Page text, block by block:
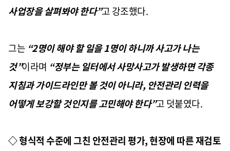
사업장을 살펴봐야 한다”고 강조했다.
그는 “2명이 해야 할 일을 1명이 하니까 사고가 나는
것”이라며 “정부는 일터에서 사망사고가 발생하면 각종
지침과 가이드라인만 볼 것이 아니라, 안전관리 인력을
어떻게 보강할 것인지를 고민해야 한다”고 덧붙였다.
◇ 형식적 수준에 그친 안전관리 평가, 현장에 따른 재검토